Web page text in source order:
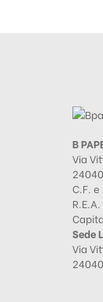
B
Via
C.F. e
Sede
Via